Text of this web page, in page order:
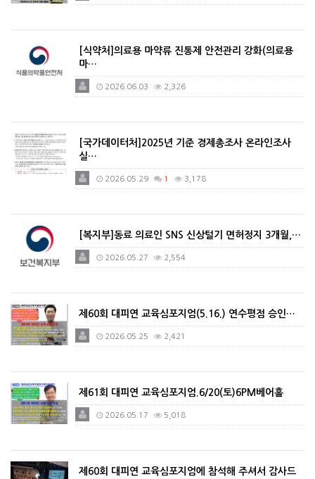
[식약처]의료용 마약류 진통제 안전관리 강화(의료용
마…
2026.06.03 2,326
[국가데이터처]2025년 기준 경제총조사 온라인조사
실…
2026.05.29 1 3,178
[복지부]동료 의료인 SNS 신상털기 면허정지 3개월,…
2026.05.27 2,554
제60회 대피연 교육심포지엄(5.16.) 연수평점 승인…
2026.05.25 2,421
제61회 대피연 교육심포지엄.6/20(토)6PM베어홀
2026.05.17 5,018
제60회 대피연 교육심포지엄에 참석해 주셔서 감사드